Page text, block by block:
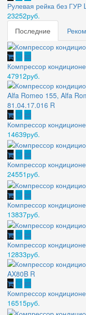
Рулевая рейка без ГУР
23252руб.
Последние
Компрессор
47912руб.
Компрессор
14639руб.
Компрессор
24551руб.
Компрессор
13837руб.
Компрессор
12833руб.
Компрессор
16515руб.